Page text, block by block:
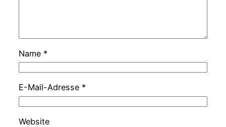
Name *
E-Mail-Adresse *
Website